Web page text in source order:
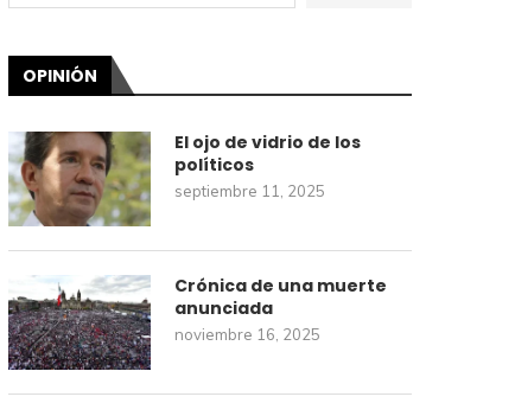
OPINIÓN
El ojo de vidrio de los
políticos
septiembre 11, 2025
Crónica de una muerte
anunciada
noviembre 16, 2025